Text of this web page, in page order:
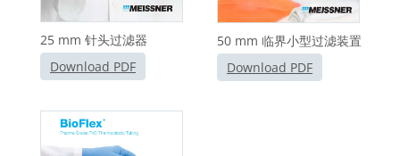
25 mm 针头过滤器
Download PDF
50 mm 临界小型过滤装置
Download PDF